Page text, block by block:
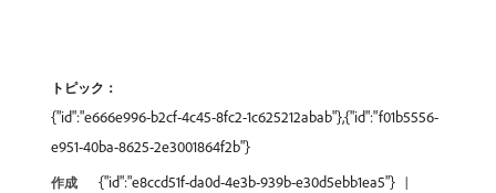
トピック：
{"id":"e666e996-b2cf-4c45-8fc2-1c625212abab"},{"id":"f01b5556-
e951-40ba-8625-2e3001864f2b"}
作成
{"id":"e8ccd51f-da0d-4e3b-939b-e30d5ebb1ea5"}